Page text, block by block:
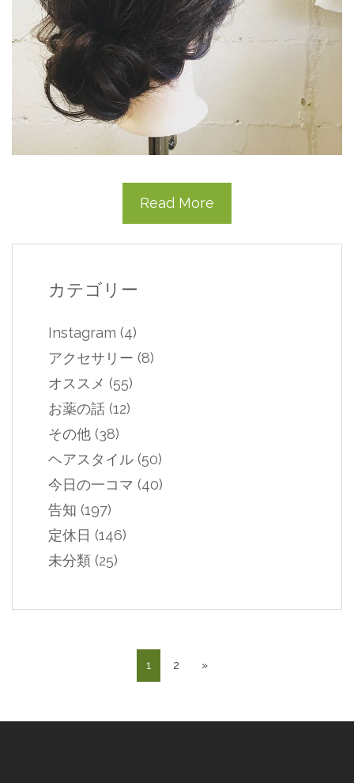
Read More
カテゴリー
Instagram (4)
アクセサリー (8)
オススメ (55)
お薬の話 (12)
その他 (38)
ヘアスタイル (50)
今日の一コマ (40)
告知 (197)
定休日 (146)
未分類 (25)
1 2 »